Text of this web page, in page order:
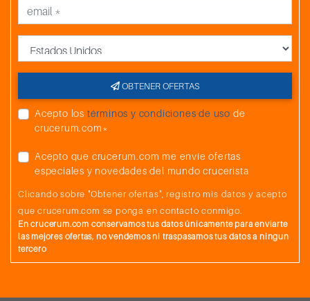
OBTENER OFERTAS
Acepto los términos y condiciones de uso de
crucerum.com*
Acepto que crucerum.com me envíe ofertas
especiales y novedades del mundo crucerista
Clicando sobre "Obtener ofertas", registro mis datos y acepto
que crucerum.com se ponga en contacto conmigo.
En crucerum.com conservamos tus datos únicamente para enviarte
las mejores ofertas, no vendemos ni traspasamos tus datos a ningun
tercero